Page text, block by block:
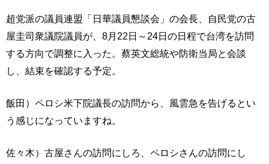
超党派の議員連盟「日華議員懇談会」の会長、自民党の古
屋圭司衆議院議員が、8月22日～24日の日程で台湾を訪問
する方向で調整に入った。蔡英文総統や防衛当局と会談
し、結束を確認する予定。
飯田）ペロシ米下院議長の訪問から、風雲急を告げるとい
う感じになっていますね。
佐々木）古屋さんの訪問にしろ、ペロシさんの訪問にし